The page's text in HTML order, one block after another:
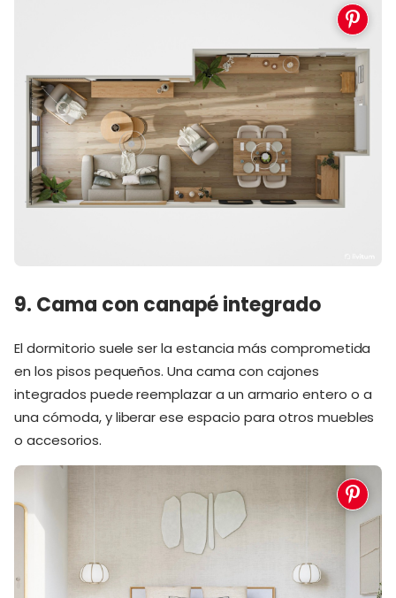
9. Cama con canapé integrado
El dormitorio suele ser la estancia más comprometida
en los pisos pequeños. Una cama con cajones
integrados puede reemplazar a un armario entero o a
una cómoda, y liberar ese espacio para otros muebles
o accesorios.